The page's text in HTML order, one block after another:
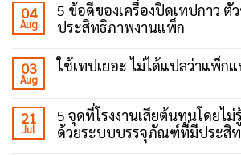
ทำไม
โรงงาน
ถึง
เลือก
ปิด
เทป
กาว?
04
Aug
5 ข้อดีของเครื่องปิดเทปกาว ตั
ประสิทธิภาพงานแพ็ก
Comments
on
เครื่อง
ปิด
เทป
03
Aug
ใช้เทปเยอะ ไม่ได้แปลว่าแพ็ก
ใช้
เทป
21
Jul
5 จุดที่โรงงานเสียต้นทุนโดยไม่
ด้วยระบบบรรจุภัณฑ์ที่มีประสิ